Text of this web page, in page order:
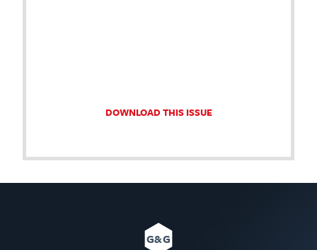
DOWNLOAD THIS ISSUE
G&G